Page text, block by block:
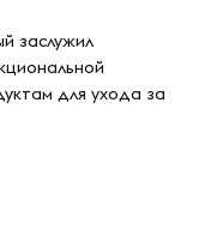
заслужил
для ухода за